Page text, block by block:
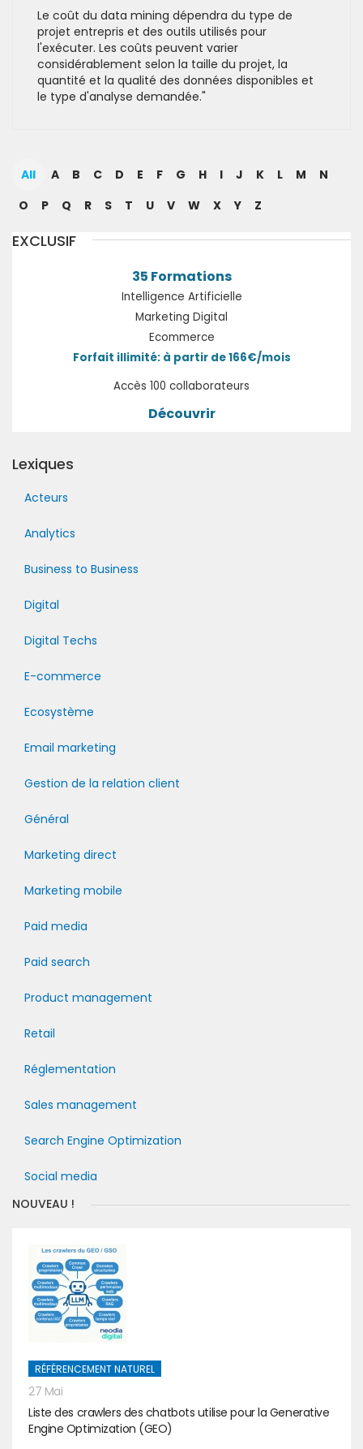
Le coût du data mining dépendra du type de
projet entrepris et des outils utilisés pour
l'exécuter. Les coûts peuvent varier
considérablement selon la taille du projet, la
quantité et la qualité des données disponibles et
le type d'analyse demandée."
All A B C D E F G H I J K L M
N
O
P Q R S T U V W X Y Z
EXCLUSIF
35 Formations
Intelligence Artificielle
Marketing Digital
Ecommerce
Forfait illimité: à partir de 166€/mois
Accès 100 collaborateurs
Découvrir
Lexiques
Acteurs
Analytics
Business to Business
Digital
Digital Techs
E-commerce
Ecosystème
Email marketing
Gestion de la relation client
Général
Marketing direct
Marketing mobile
Paid media
Paid search
Product management
Retail
Réglementation
Sales management
Search Engine Optimization
Social media
NOUVEAU !
RÉFÉRENCEMENT NATUREL
27 Mai
Liste des crawlers des chatbots utilise pour la Generative
Engine Optimization (GEO)